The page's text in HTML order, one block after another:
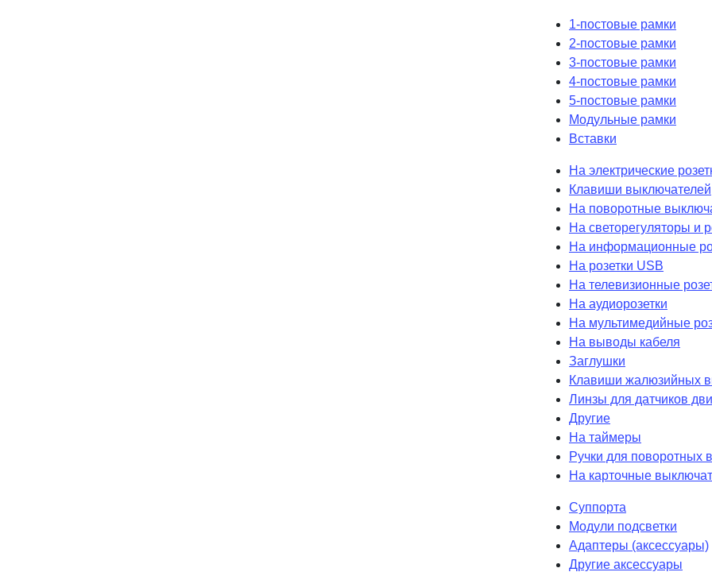
1-постовые рамки
2-постовые рамки
3-постовые рамки
4-постовые рамки
5-постовые рамки
Модульные рамки
Вставки
На электрические
Клавиши выключателей
На поворотные
На светорегуляторы и
На информационные
На розетки USB
На телевизионные
На аудиорозетки
На мультимедийные
На выводы кабеля
Заглушки
Клавиши жалюзийных
Линзы для датчиков
Другие
На таймеры
Ручки для поворотных
На карточные
Суппорта
Модули подсветки
Адаптеры (аксессуары)
Другие аксессуары